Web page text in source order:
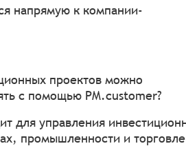
напрямую к компании-
проектов можно
с помощью PM.customer?
для управления
промышленности и